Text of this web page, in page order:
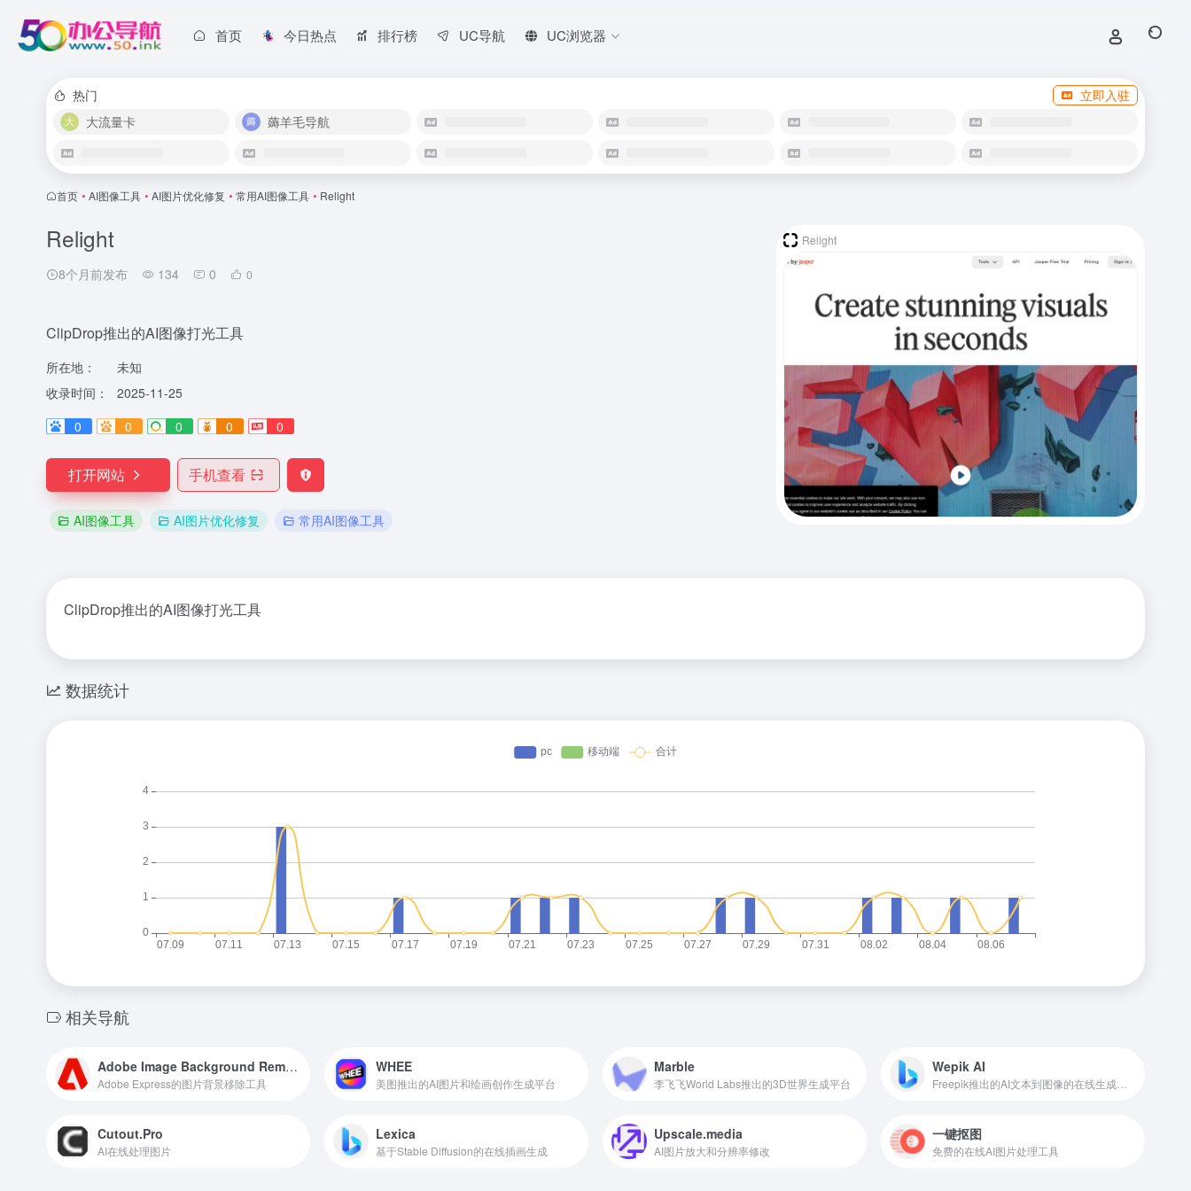
首页 今日热点 排行榜 UC导航 UC浏览器
热门
立即入驻
大流量卡
薅羊毛导航
首页 • AI图像工具 • AI图片优化修复 • 常用AI图像工具 • Relight
Relight
8个月前发布 134 0 0
ClipDrop推出的AI图像打光工具
所在地：
未知
收录时间：
2025-11-25
0
0 0 0 0
打开网站 手机查看
AI图像工具 AI图片优化修复 常用AI图像工具
Relight
ClipDrop推出的AI图像打光工具
数据统计
相关导航
Adobe Image Background Remover
Adobe Express的图片背景移除工具
WHEE
美图推出的AI图片和绘画创作生成平台
Marble
李飞飞World Labs推出的3D世界生成平台
Wepik AI
Cutout.Pro
AI在线处理图片
Lexica
基于Stable Diffusion的在线插画生成
Upscale.media
AI图片放大和分辨率修改
一键抠图
免费的在线AI图片处理工具